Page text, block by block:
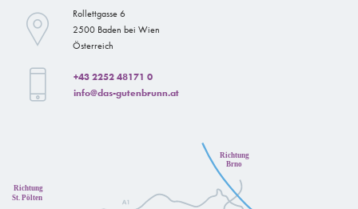
Rollettgasse 6
2500 Baden bei Wien
Österreich
+43 2252 48171 0
info@das-gutenbrunn.at